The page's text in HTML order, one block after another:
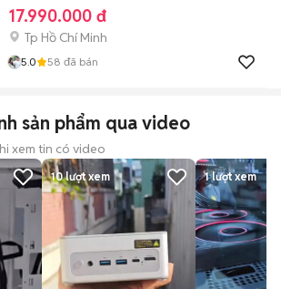
17.990.000 đ
Tp Hồ Chí Minh
5.0 58 đã bán
sản phẩm qua video
xem tin có video
10lượt xem 1lượt xem